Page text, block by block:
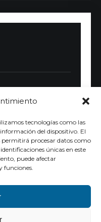
tecnologías como las
del dispositivo. El
permitirá procesar datos como
únicas en este
puede afectar
funciones.